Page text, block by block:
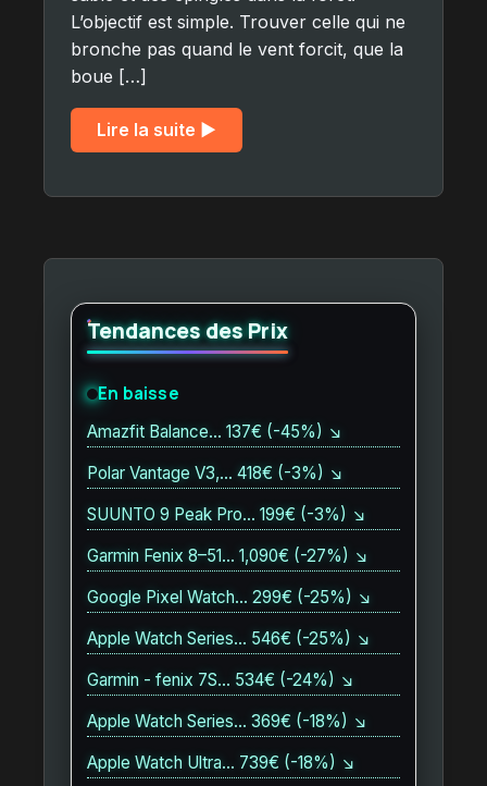
L’objectif est simple. Trouver celle qui ne
bronche pas quand le vent forcit, que la
boue […]
Lire la suite ▶︎
Tendances des Prix
En baisse
Amazfit Balance… 137€ (-45%) ↘
Polar Vantage V3,… 418€ (-3%) ↘
SUUNTO 9 Peak Pro… 199€ (-3%) ↘
Garmin Fenix 8–51… 1,090€ (-27%) ↘
Google Pixel Watch… 299€ (-25%) ↘
Apple Watch Series… 546€ (-25%) ↘
Garmin - fenix 7S… 534€ (-24%) ↘
Apple Watch Series… 369€ (-18%) ↘
Apple Watch Ultra… 739€ (-18%) ↘